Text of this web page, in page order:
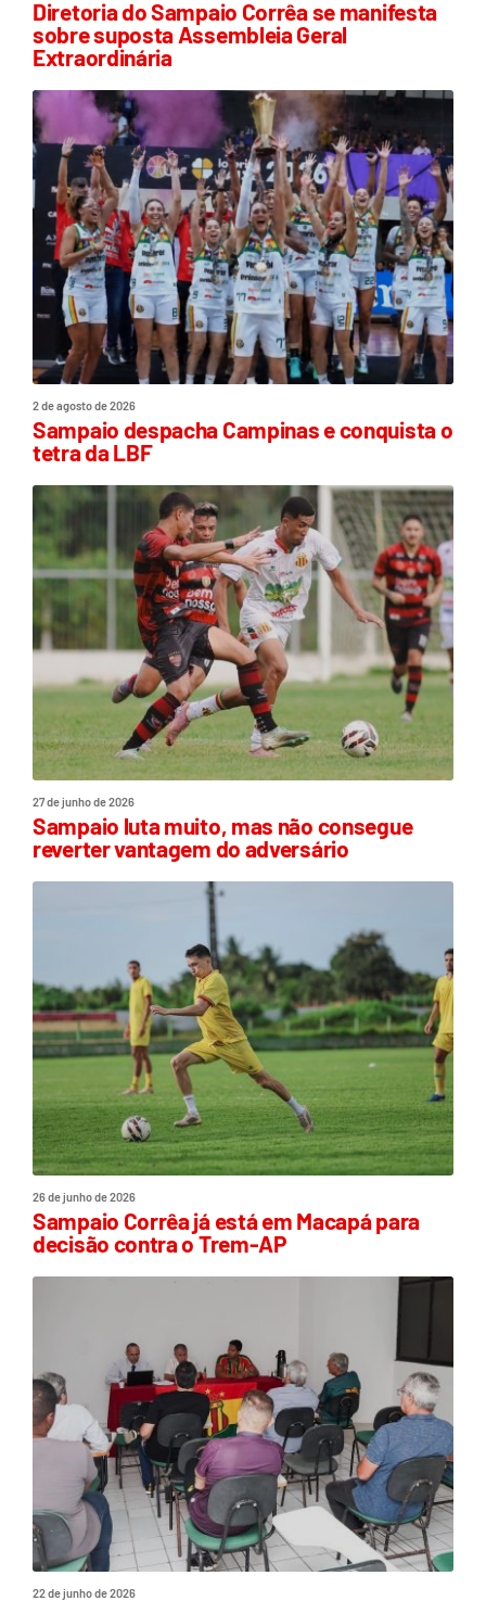
Diretoria do Sampaio Corrêa se manifesta
sobre suposta Assembleia Geral
Extraordinária
2 de agosto de 2026
Sampaio despacha Campinas e conquista o
tetra da LBF
27 de junho de 2026
Sampaio luta muito, mas não consegue
reverter vantagem do adversário
26 de junho de 2026
Sampaio Corrêa já está em Macapá para
decisão contra o Trem-AP
22 de junho de 2026